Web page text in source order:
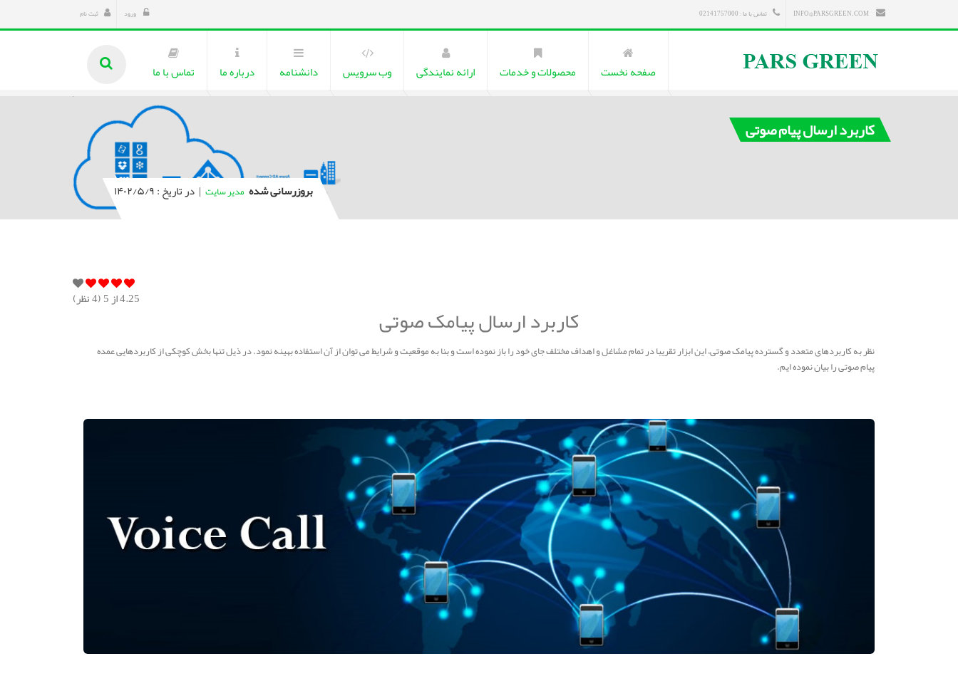
تماس با ما : 02141757000 ورود ثبت نام
صفحه نخست محصولات و خدمات ارائه نمایندگی وب سرویس دانشنامه درباره ما تماس با ما
کاربرد ارسال پیام صوتی
بروزرسانی شده مدیر سایت | در تاریخ : ۱۴۰۲/۵/۹
4.25از 5 ( 4نظر)
کاربرد ارسال پیامک صوتی
نظر به کاربردهای متعدد و گسترده پیامک صوتی، این ابزار تقریبا در تمام مشاغل و اهداف مختلف جای خود را باز نموده است و بنا به موقعیت و شرایط می توان از آن استفاده بهینه نمود. در ذیل تنها بخش کوچکی از کاربردهایی عمده
پیام صوتی را بیان نموده ایم.